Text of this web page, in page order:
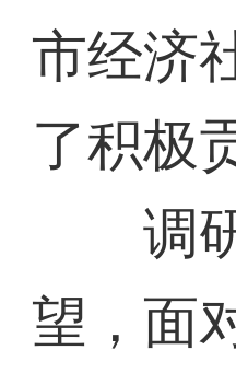
市经济
了积极
调研
望，面